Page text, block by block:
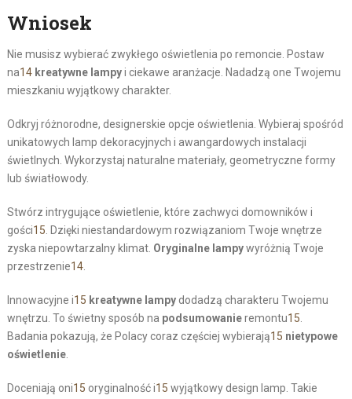
Wniosek
Nie musisz wybierać zwykłego oświetlenia po remoncie. Postaw
na14 kreatywne lampyi ciekawe aranżacje. Nadadzą one Twojemu
mieszkaniu wyjątkowy charakter.
Odkryj różnorodne, designerskie opcje oświetlenia. Wybieraj spośród
unikatowych lamp dekoracyjnych i awangardowych instalacji
świetlnych. Wykorzystaj naturalne materiały, geometryczne formy
lub światłowody.
Stwórz intrygujące oświetlenie, które zachwyci domowników i
gości15. Dzięki niestandardowym rozwiązaniom Twoje wnętrze
zyska niepowtarzalny klimat. Oryginalne lampywyróżnią Twoje
przestrzenie14.
Innowacyjne i15 kreatywne lampydodadzą charakteru Twojemu
wnętrzu. To świetny sposób na podsumowanieremontu15.
Badania pokazują, że Polacy coraz częściej wybierają15 nietypowe
oświetlenie.
Doceniają oni15 oryginalność i15 wyjątkowy design lamp. Takie